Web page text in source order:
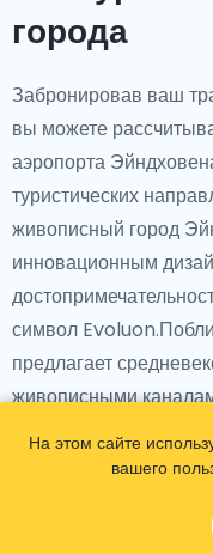
города
Забронировав ваш
вы можете
аэропорта
туристических
живописный город
инновационным
символ
предлагает
живописными
Далее, посетите
утонченности вдоль
На этом сайте
вашего